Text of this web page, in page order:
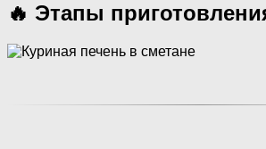
🔥 Этапы